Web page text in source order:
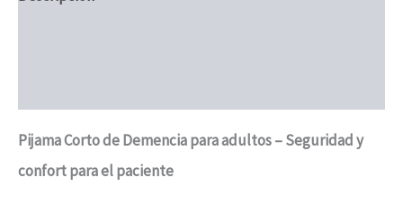
Pijama Corto de Demencia para adultos – Seguridad y
confort para el paciente